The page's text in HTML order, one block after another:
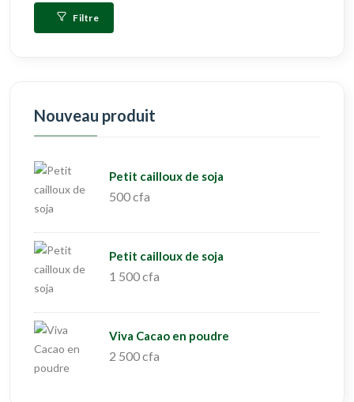
Filtre
Nouveau produit
Petit cailloux de soja
500 cfa
Petit cailloux de soja
1 500 cfa
Viva Cacao en poudre
2 500 cfa